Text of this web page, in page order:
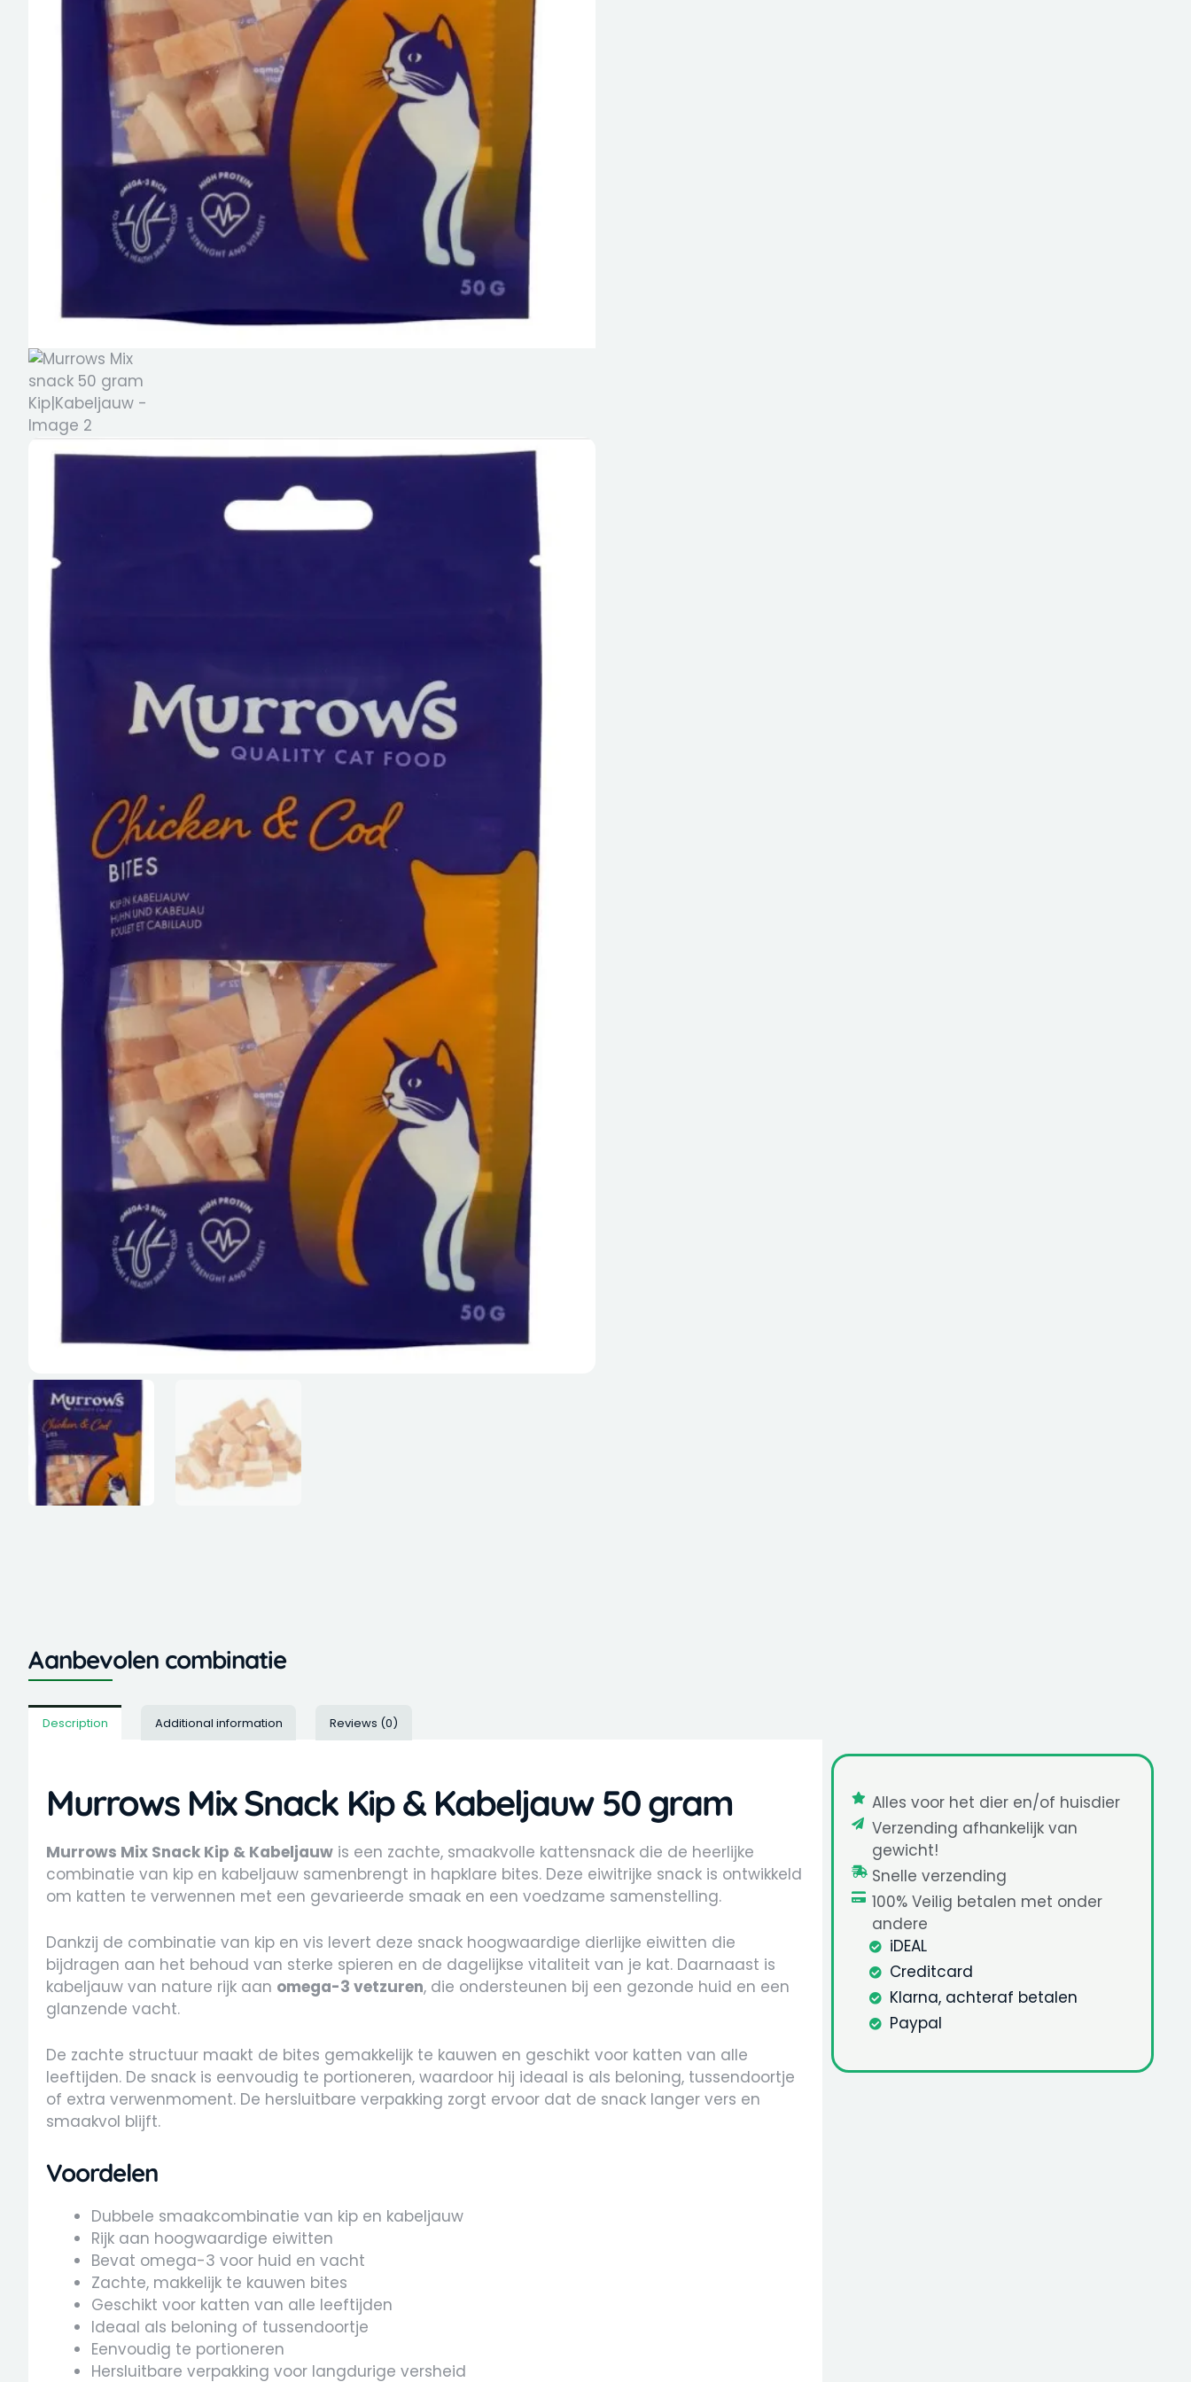
Aanbevolen combinatie
Description Additional information Reviews (0)
Murrows Mix Snack Kip & Kabeljauw 50 gram
Murrows Mix Snack Kip & Kabeljauw is een zachte, smaakvolle kattensnack die de heerlijke
combinatie van kip en kabeljauw samenbrengt in hapklare bites. Deze eiwitrijke snack is ontwikkeld
om katten te verwennen met een gevarieerde smaak en een voedzame samenstelling.
Dankzij de combinatie van kip en vis levert deze snack hoogwaardige dierlijke eiwitten die
bijdragen aan het behoud van sterke spieren en de dagelijkse vitaliteit van je kat. Daarnaast is
kabeljauw van nature rijk aan omega-3 vetzuren, die ondersteunen bij een gezonde huid en een
glanzende vacht.
De zachte structuur maakt de bites gemakkelijk te kauwen en geschikt voor katten van alle
leeftijden. De snack is eenvoudig te portioneren, waardoor hij ideaal is als beloning, tussendoortje
of extra verwenmoment. De hersluitbare verpakking zorgt ervoor dat de snack langer vers en
smaakvol blijft.
Voordelen
Dubbele smaakcombinatie van kip en kabeljauw
Rijk aan hoogwaardige eiwitten
Bevat omega-3 voor huid en vacht
Zachte, makkelijk te kauwen bites
Geschikt voor katten van alle leeftijden
Ideaal als beloning of tussendoortje
Eenvoudig te portioneren
Hersluitbare verpakking voor langdurige versheid
Alles voor het dier en/of huisdier
Verzending afhankelijk van
gewicht!
Snelle verzending
100% Veilig betalen met onder
andere
iDEAL
Creditcard
Klarna, achteraf betalen
Paypal